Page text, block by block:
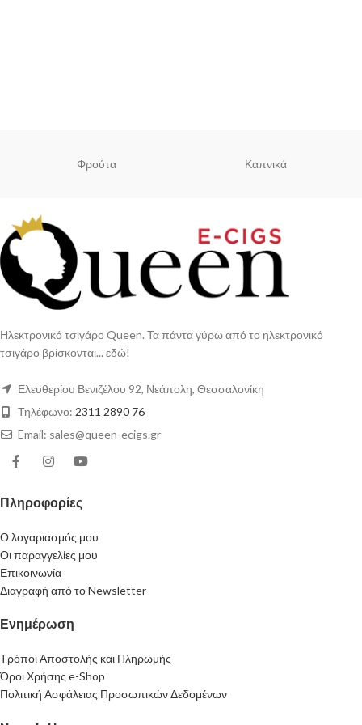
Φρούτα Καπνικά
Ηλεκτρονικό τσιγάρο Queen. Τα πάντα γύρω από το ηλεκτρονικό
τσιγάρο βρίσκονται... εδώ!
Ελευθερίου Βενιζέλου 92, Νεάπολη, Θεσσαλονίκη
Τηλέφωνο: 2311 2890 76
Email: sales@queen-ecigs.gr
Πληροφορίες
Ο λογαριασμός μου
Οι παραγγελίες μου
Επικοινωνία
Διαγραφή από το Newsletter
Ενημέρωση
Τρόποι Αποστολής και Πληρωμής
Όροι Χρήσης e-Shop
Πολιτική Ασφάλειας Προσωπικών Δεδομένων